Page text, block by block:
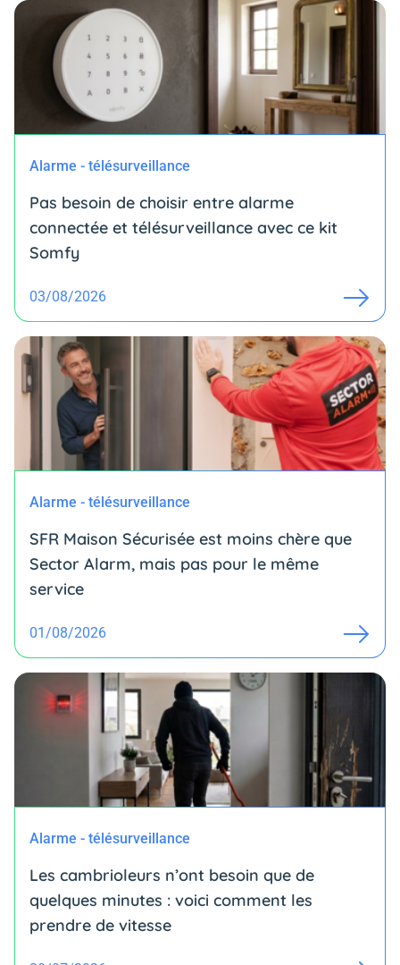
Alarme - télésurveillance
Pas besoin de choisir entre alarme
connectée et télésurveillance avec ce kit
Somfy
03/08/2026
Alarme - télésurveillance
SFR Maison Sécurisée est moins chère que
Sector Alarm, mais pas pour le même
service
01/08/2026
Alarme - télésurveillance
Les cambrioleurs n’ont besoin que de
quelques minutes : voici comment les
prendre de vitesse